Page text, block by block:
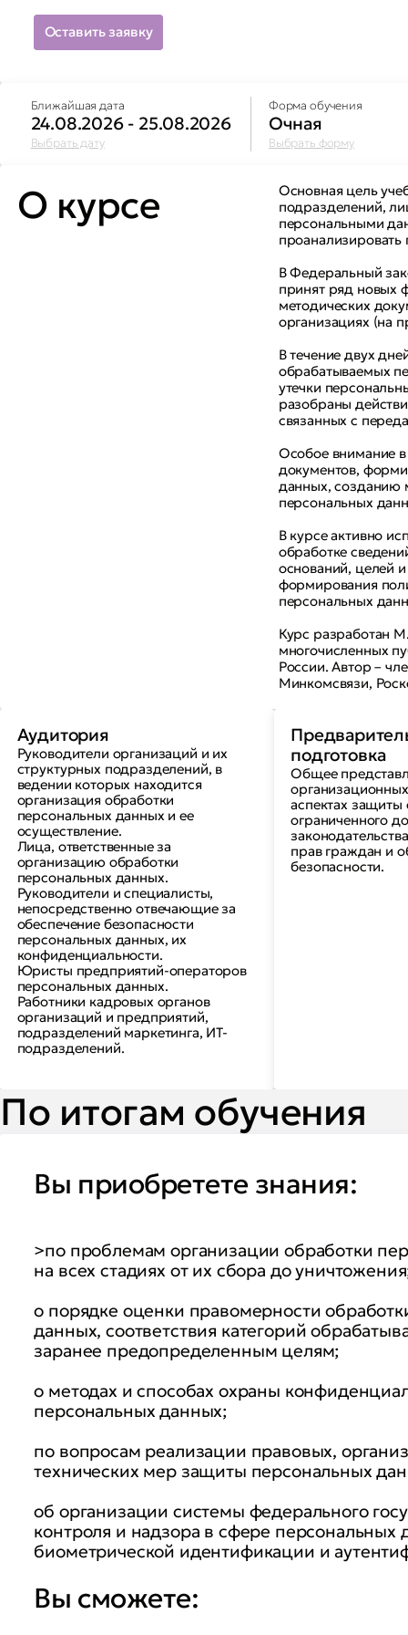
Оставить заявку
Ближайшая дата
24.08.2026 - 25.08.2026
Выбрать дату
Форма обучения
Очная
Выбрать форму
О курсе
Основная цель
подразделений,
персональными
В Федеральный
принят ряд новых
методических
организациях (на
В течение двух
обрабатываемых
утечки
разобраны
связанных с
Особое внимание
документов,
данных, созданию
персональных
В курсе активно
обработке
оснований, целей
формирования
персональных
Курс разработан
многочисленных
России. Автор –
Минкомсвязи,
Аудитория
Руководители организаций и их
структурных подразделений, в
ведении которых находится
организация обработки
персональных данных и ее
осуществление.
Лица, ответственные за
организацию обработки
персональных данных.
Руководители и специалисты,
непосредственно отвечающие за
обеспечение безопасности
персональных данных, их
конфиденциальности.
Юристы предприятий-операторов
персональных данных.
Работники кадровых органов
организаций и предприятий,
подразделений маркетинга, ИТ-
подразделений.
подготовка
Общее
аспектах защиты
ограниченного
прав граждан и
безопасности.
По итогам обучения
Вы приобретете знания:
>по проблемам организации обработки
на всех стадиях от их сбора до
о порядке оценки правомерности
данных, соответствия категорий
заранее предопределенным целям;
о методах и способах охраны
персональных данных;
по вопросам реализации правовых,
технических мер защиты персональных
об организации системы федерального
контроля и надзора в сфере персональных
биометрической идентификации и
Вы сможете: